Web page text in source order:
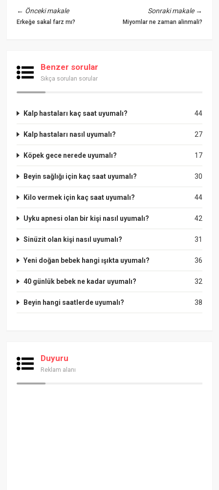
← Önceki makale
Erkeğe sakal farz mı?
Sonraki makale→
Miyomlar ne zaman alinmali?
Benzer sorular
Sıkça sorulan sorular
44
Kalp hastaları kaç saat uyumalı?
27
Kalp hastaları nasıl uyumalı?
17
Köpek gece nerede uyumalı?
30
Beyin sağlığı için kaç saat uyumalı?
44
Kilo vermek için kaç saat uyumalı?
42
Uyku apnesi olan bir kişi nasıl uyumalı?
31
Sinüzit olan kişi nasıl uyumalı?
36
Yeni doğan bebek hangi ışıkta uyumalı?
32
40 günlük bebek ne kadar uyumalı?
38
Beyin hangi saatlerde uyumalı?
Duyuru
Reklam alanı